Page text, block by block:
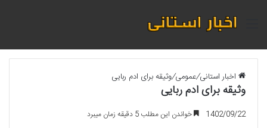
منو
اخبار استانی/عمومی/وثیقه برای ادم ربایی
وثیقه برای ادم ربایی
1402/09/22 خواندن این مطلب 5 دقیقه زمان میبرد